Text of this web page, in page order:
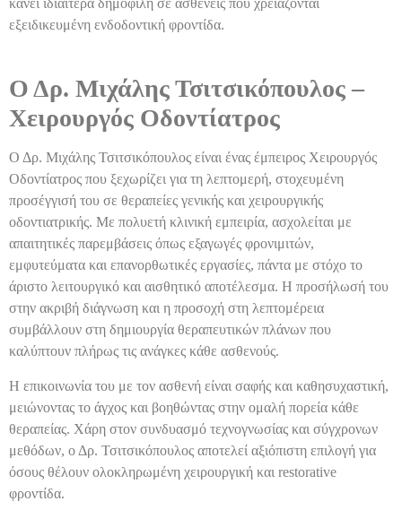
κάνει ιδιαίτερα δημοφιλή σε ασθενείς που χρειάζονται
εξειδικευμένη ενδοδοντική φροντίδα.
Ο Δρ. Μιχάλης Τσιτσικόπουλος –
Χειρουργός Οδοντίατρος
Ο Δρ. Μιχάλης Τσιτσικόπουλος είναι ένας έμπειρος Χειρουργός
Οδοντίατρος που ξεχωρίζει για τη λεπτομερή, στοχευμένη
προσέγγισή του σε θεραπείες γενικής και χειρουργικής
οδοντιατρικής. Με πολυετή κλινική εμπειρία, ασχολείται με
απαιτητικές παρεμβάσεις όπως εξαγωγές φρονιμιτών,
εμφυτεύματα και επανορθωτικές εργασίες, πάντα με στόχο το
άριστο λειτουργικό και αισθητικό αποτέλεσμα. Η προσήλωσή του
στην ακριβή διάγνωση και η προσοχή στη λεπτομέρεια
συμβάλλουν στη δημιουργία θεραπευτικών πλάνων που
καλύπτουν πλήρως τις ανάγκες κάθε ασθενούς.
Η επικοινωνία του με τον ασθενή είναι σαφής και καθησυχαστική,
μειώνοντας το άγχος και βοηθώντας στην ομαλή πορεία κάθε
θεραπείας. Χάρη στον συνδυασμό τεχνογνωσίας και σύγχρονων
μεθόδων, ο Δρ. Τσιτσικόπουλος αποτελεί αξιόπιστη επιλογή για
όσους θέλουν ολοκληρωμένη χειρουργική και restorative
φροντίδα.